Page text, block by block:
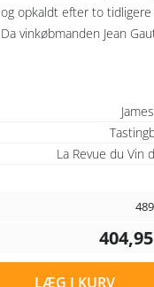
og opkaldt efter to tidligere
Da vinkøbmanden Jean
La Revue du Vin
404,95
LÆG I KURV